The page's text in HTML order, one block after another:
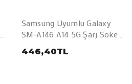
Samsung Uyumlu Galaxy
SM-A146 A14 5G Şarj Soketi
446,40TL